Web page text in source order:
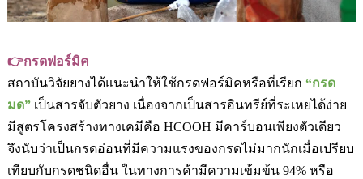
👉กรดฟอร์มิค
สถาบันวิจัยยางได้แนะนำให้ใช้กรดฟอร์มิคหรือที่เรียก “กรด
มด”เป็นสารจับตัวยาง เนื่องจากเป็นสารอินทรีย์ที่ระเหยได้ง่าย
มีสูตรโครงสร้างทางเคมีคือ HCOOH มีคาร์บอนเพียงตัวเดียว
จึงนับว่าเป็นกรดอ่อนที่มีความแรงของกรดไม่มากนักเมื่อเปรียบ
เทียบกับกรดชนิดอื่น ในทางการค้ามีความเข้มข้น94% หรือ